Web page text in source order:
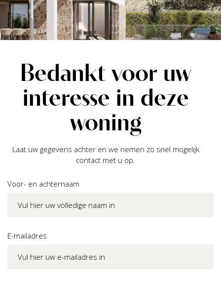
Bedankt voor uw
interesse in deze
woning
Laat uw gegevens achter en we nemen zo snel mogelijk
contact met u op.
Voor- en achternaam
E-mailadres